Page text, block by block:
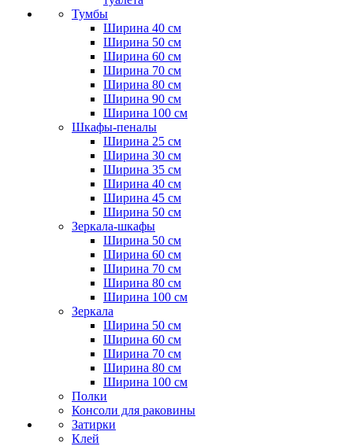
Тумбы
Ширина 40 см
Ширина 50 см
Ширина 60 см
Ширина 70 см
Ширина 80 см
Ширина 90 см
Ширина 100 см
Шкафы-пеналы
Ширина 25 см
Ширина 30 см
Ширина 35 см
Ширина 40 см
Ширина 45 см
Ширина 50 см
Зеркала-шкафы
Ширина 50 см
Ширина 60 см
Ширина 70 см
Ширина 80 см
Ширина 100 см
Зеркала
Ширина 50 см
Ширина 60 см
Ширина 70 см
Ширина 80 см
Ширина 100 см
Полки
Консоли для раковины
Затирки
Клей